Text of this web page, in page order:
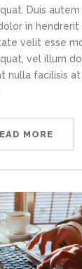
Duis
in hendrerit
velit esse
vel illum
nulla facilisis
MORE